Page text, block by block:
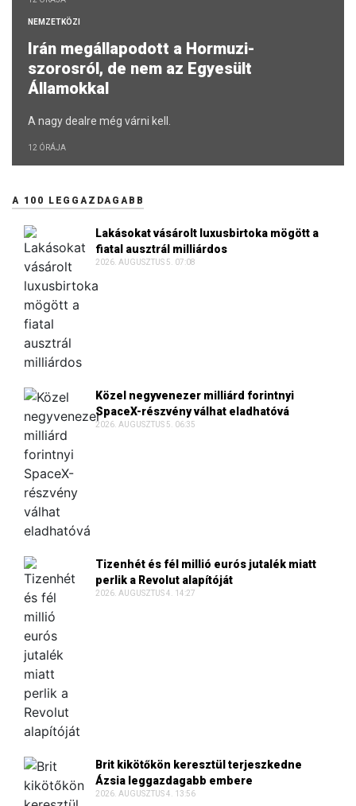
NEMZETKÖZI
Irán megállapodott a Hormuzi-
szorosról, de nem az Egyesült
Államokkal
A nagy dealre még várni kell.
12 ÓRÁJA
A 100 LEGGAZDAGABB
Lakásokat vásárolt luxusbirtoka mögött a
fiatal ausztrál milliárdos
2026. AUGUSZTUS 5. 07:08
Közel negyvenezer milliárd forintnyi
SpaceX-részvény válhat eladhatóvá
2026. AUGUSZTUS 5. 06:35
Tizenhét és fél millió eurós jutalék miatt
perlik a Revolut alapítóját
2026. AUGUSZTUS 4. 14:27
Brit kikötőkön keresztül terjeszkedne
Ázsia leggazdagabb embere
2026. AUGUSZTUS 4. 13:56